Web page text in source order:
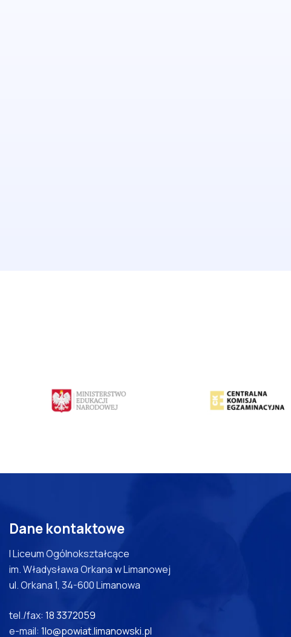
Dane kontaktowe
I Liceum Ogólnokształcące
im. Władysława Orkana w Limanowej
ul. Orkana 1, 34-600 Limanowa
tel./fax: 18 3372059
e-mail: 1lo@powiat.limanowski.pl